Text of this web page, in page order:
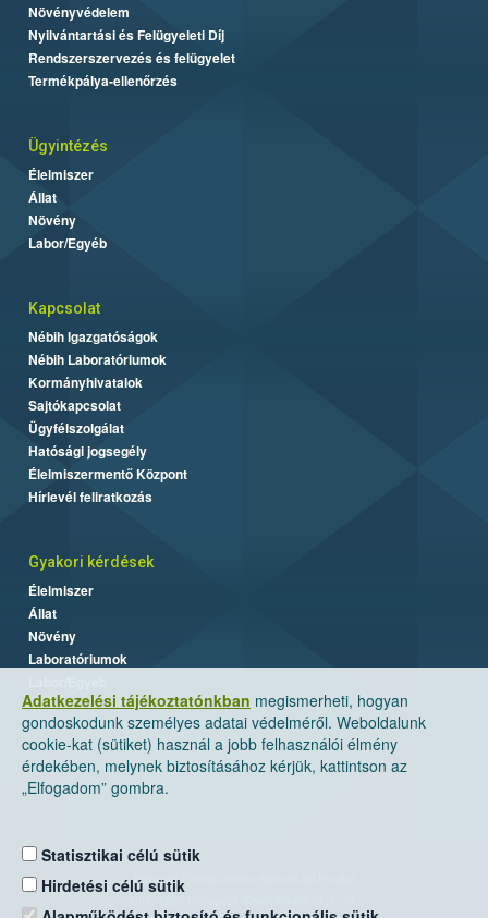
Adatkezelési tájékoztatónkban megismerheti, hogyan
gondoskodunk személyes adatai védelméről. Weboldalunk
cookie-kat (sütiket) használ a jobb felhasználói élmény
érdekében, melynek biztosításához kérjük, kattintson az
„Elfogadom” gombra.
Statisztikai célú sütik
Hirdetési célú sütik
Növényvédelem
Nyilvántartási és Felügyeleti Díj
Rendszerszervezés és felügyelet
Termékpálya-ellenőrzés
Ügyintézés
Élelmiszer
Állat
Növény
Labor/Egyéb
Kapcsolat
Nébih Igazgatóságok
Nébih Laboratóriumok
Kormányhivatalok
Sajtókapcsolat
Ügyfélszolgálat
Hatósági jogsegély
Élelmiszermentő Központ
Hírlevél feliratkozás
Gyakori kérdések
Élelmiszer
Állat
Növény
Laboratóriumok
Nemzeti Élelmiszerlánc-biztonsági Hivatal